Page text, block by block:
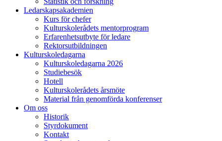
Ledarskapsakademien
Kurs för chefer
Kulturskolerådets mentorprogram
Erfarenhetsutbyte för ledare
Rektorsutbildningen
Kulturskoledagarna
Kulturskoledagarna 2026
Studiebesök
Hotell
Kulturskolerådets årsmöte
Material från genomförda konferenser
Om oss
Historik
Styrdokument
Kontakt